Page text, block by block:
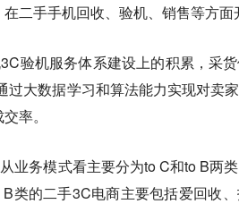
二手手机回收、验机、销售等方面
验机服务体系建设上的积累，采
大数据学习和算法能力实现对卖
率。
业务模式看主要分为to C和to B两
类的二手3C电商主要包括爱回收